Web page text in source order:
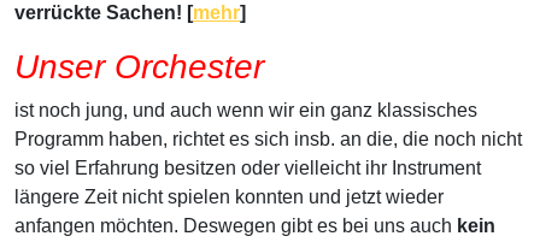
verrückte Sachen! [mehr]
Unser Orchester
ist noch jung, und auch wenn wir ein ganz klassisches
Programm haben, richtet es sich insb. an die, die noch nicht
so viel Erfahrung besitzen oder vielleicht ihr Instrument
längere Zeit nicht spielen konnten und jetzt wieder
anfangen möchten. Deswegen gibt es bei uns auch kein